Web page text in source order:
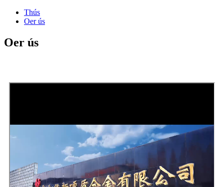
Thús
Oer ús
Oer ús